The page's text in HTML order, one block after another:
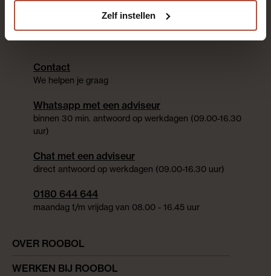
Zelf instellen
Aanmelden nieuwsbrief
OVER ROOBOL
WERKEN BIJ ROOBOL
Contact
We helpen je graag
Whatsapp met een adviseur
binnen 30 min. antwoord op werkdagen (09.00-16.30
uur)
Chat met een adviseur
direct antwoord op werkdagen (09.00-16.30 uur)
0180 644 644
maandag t/m vrijdag van 08.00 - 16.45 uur